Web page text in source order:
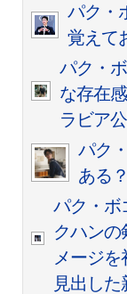
パク・
覚えて
パク・
な存在
ラビア
パク
ある？
パク・ボ
クハンの
メージ
見出し